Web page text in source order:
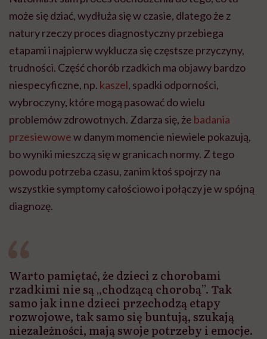
może się dziać, wydłuża się w czasie, dlatego że z
natury rzeczy proces diagnostyczny przebiega
etapami i najpierw wyklucza się częstsze przyczyny,
trudności. Część chorób rzadkich ma objawy bardzo
niespecyficzne, np. kaszel, spadki odporności,
wybroczyny, które mogą pasować do wielu
problemów zdrowotnych. Zdarza się, że badania
przesiewowew danym momencie niewiele pokazują,
bo wyniki mieszczą się w granicach normy. Z tego
powodu potrzeba czasu, zanim ktoś spojrzy na
wszystkie symptomy całościowo i połączy je w spójną
diagnozę.
Warto pamiętać, że dzieci z chorobami
rzadkimi nie są „chodzącą chorobą”. Tak
samo jak inne dzieci przechodzą etapy
rozwojowe, tak samo się buntują, szukają
niezależności, mają swoje potrzeby i emocje.